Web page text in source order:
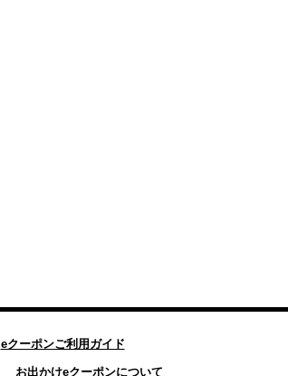
eクーポンご利用ガイド
お出かけeクーポンについて